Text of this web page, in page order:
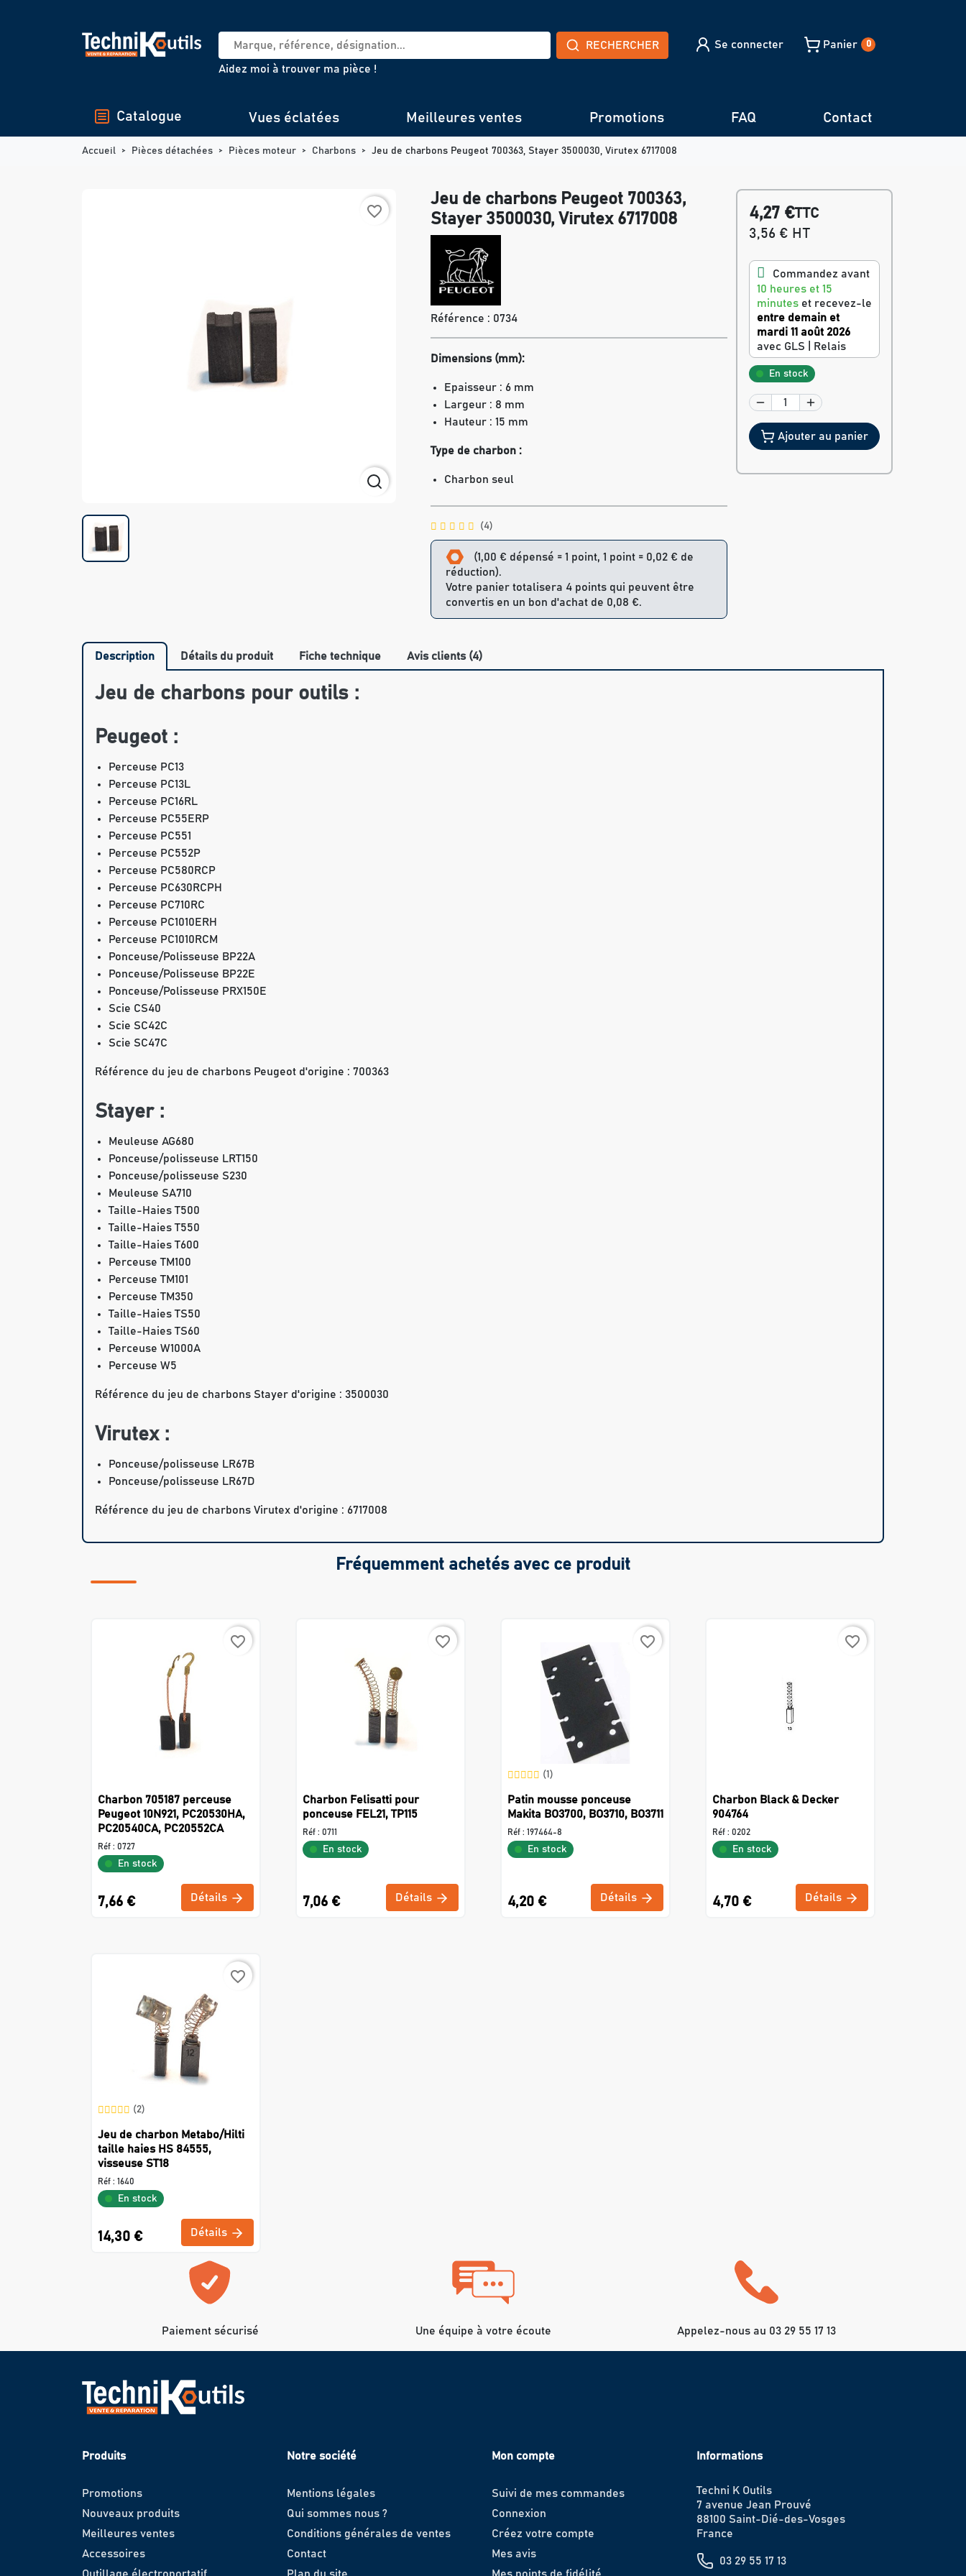
RECHERCHER
Aidez moi à trouver ma pièce !
Se connecter Panier 0
Catalogue Vues éclatées Meilleures ventes Promotions FAQ Contact
Accueil Pièces détachées Pièces moteur Charbons Jeu de charbons Peugeot 700363, Stayer 3500030, Virutex 6717008
favorite_border
Jeu de charbons Peugeot 700363,
Stayer 3500030, Virutex 6717008
Référence : 0734
Dimensions (mm):
Epaisseur : 6 mm
Largeur : 8 mm
Hauteur : 15 mm
Type de charbon :
Charbon seul
(4)
(1,00 € dépensé = 1 point, 1 point = 0,02 € de
réduction).
Votre panier totalisera 4 points qui peuvent être
convertis en un bon d'achat de 0,08 €.
4,27 €TTC
3,56 € HT
Commandez avant
10 heures et 15
minuteset recevez-le
entre demain et
mardi 11 août 2026
avec GLS | Relais
En stock
Ajouter au panier
Description Détails du produit Fiche technique Avis clients (4)
Jeu de charbons pour outils :
Peugeot :
Perceuse PC13
Perceuse PC13L
Perceuse PC16RL
Perceuse PC55ERP
Perceuse PC551
Perceuse PC552P
Perceuse PC580RCP
Perceuse PC630RCPH
Perceuse PC710RC
Perceuse PC1010ERH
Perceuse PC1010RCM
Ponceuse/Polisseuse BP22A
Ponceuse/Polisseuse BP22E
Ponceuse/Polisseuse PRX150E
Scie CS40
Scie SC42C
Scie SC47C
Référence du jeu de charbons Peugeot d'origine : 700363
Stayer :
Meuleuse AG680
Ponceuse/polisseuse LRT150
Ponceuse/polisseuse S230
Meuleuse SA710
Taille-Haies T500
Taille-Haies T550
Taille-Haies T600
Perceuse TM100
Perceuse TM101
Perceuse TM350
Taille-Haies TS50
Taille-Haies TS60
Perceuse W1000A
Perceuse W5
Référence du jeu de charbons Stayer d'origine : 3500030
Virutex :
Ponceuse/polisseuse LR67B
Ponceuse/polisseuse LR67D
Référence du jeu de charbons Virutex d'origine : 6717008
Fréquemment achetés avec ce produit
favorite_border
Charbon 705187 perceuse
Peugeot 10N921, PC20530HA,
PC20540CA, PC20552CA
Réf : 0727
En stock
7,66 € Détails
favorite_border
Charbon Felisatti pour
ponceuse FEL21, TP115
Réf : 0711
En stock
7,06 € Détails
favorite_border
(1)
Patin mousse ponceuse
Makita BO3700, BO3710, BO3711
Réf : 197464-8
En stock
4,20 € Détails
favorite_border
Charbon Black & Decker
904764
Réf : 0202
En stock
4,70 € Détails
favorite_border
(2)
Jeu de charbon Metabo/Hilti
taille haies HS 84555,
visseuse ST18
Réf : 1640
En stock
14,30 € Détails
Paiement sécurisé Une équipe à votre écoute Appelez-nous au 03 29 55 17 13
Produits
Promotions
Nouveaux produits
Meilleures ventes
Accessoires
Notre société
Mentions légales
Qui sommes nous ?
Conditions générales de ventes
Contact
Mon compte
Suivi de mes commandes
Connexion
Créez votre compte
Mes avis
Informations
Techni K Outils
7 avenue Jean Prouvé
88100 Saint-Dié-des-Vosges
France
03 29 55 17 13